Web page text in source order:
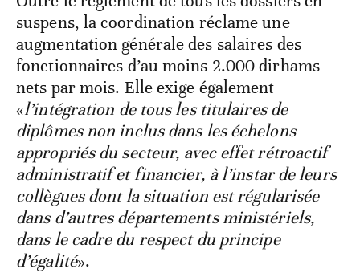
suspens, la coordination réclame une
augmentation générale des salaires des
fonctionnaires d’au moins 2.000 dirhams
nets par mois. Elle exige également
«l’intégration de tous les titulaires de
diplômes non inclus dans les échelons
appropriés du secteur, avec effet rétroactif
administratif et financier, à l’instar de leurs
collègues dont la situation est régularisée
dans d’autres départements ministériels,
dans le cadre du respect du principe
d’égalité».